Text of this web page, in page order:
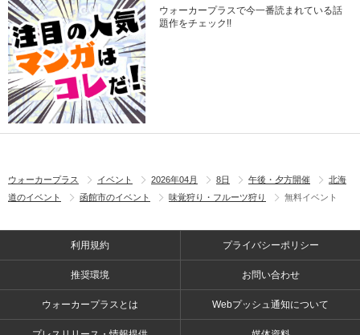
ウォーカープラスで今一番読まれている話
題作をチェック!!
ウォーカープラス イベント 2026年04月 8日 午後・夕方開催
北海
道のイベント
函館市のイベント 味覚狩り・フルーツ狩り 無料イベント
利用規約 プライバシーポリシー
推奨環境 お問い合わせ
ウォーカープラスとは Webプッシュ通知について